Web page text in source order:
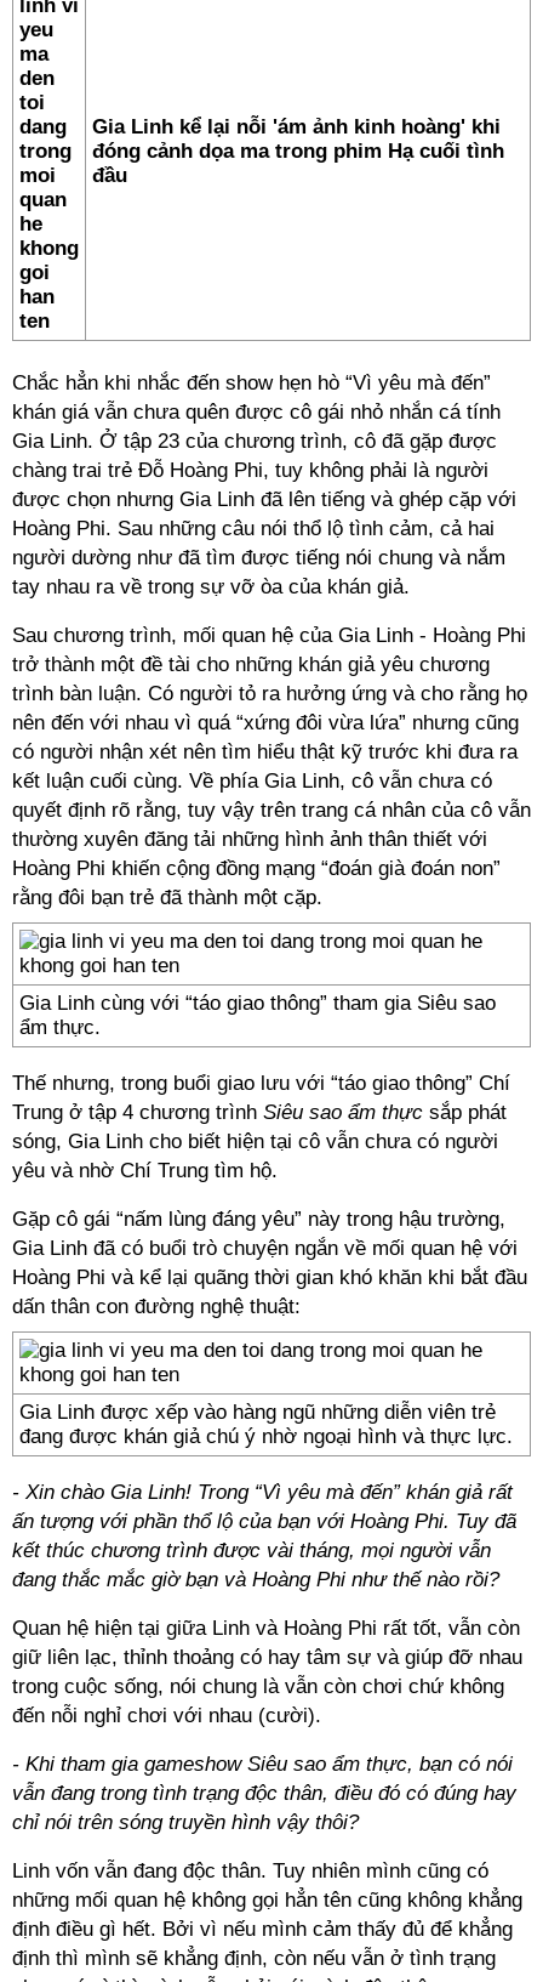
Gia Linh kể lại nỗi 'ám ảnh kinh hoàng' khi
đóng cảnh dọa ma trong phim Hạ cuối tình
đầu
Chắc hẳn khi nhắc đến show hẹn hò “Vì yêu mà đến”
khán giá vẫn chưa quên được cô gái nhỏ nhắn cá tính
Gia Linh. Ở tập 23 của chương trình, cô đã gặp được
chàng trai trẻ Đỗ Hoàng Phi, tuy không phải là người
được chọn nhưng Gia Linh đã lên tiếng và ghép cặp với
Hoàng Phi. Sau những câu nói thổ lộ tình cảm, cả hai
người dường như đã tìm được tiếng nói chung và nắm
tay nhau ra về trong sự vỡ òa của khán giả.
Sau chương trình, mối quan hệ của Gia Linh - Hoàng Phi
trở thành một đề tài cho những khán giả yêu chương
trình bàn luận. Có người tỏ ra hưởng ứng và cho rằng họ
nên đến với nhau vì quá “xứng đôi vừa lứa” nhưng cũng
có người nhận xét nên tìm hiểu thật kỹ trước khi đưa ra
kết luận cuối cùng. Về phía Gia Linh, cô vẫn chưa có
quyết định rõ rằng, tuy vậy trên trang cá nhân của cô vẫn
thường xuyên đăng tải những hình ảnh thân thiết với
Hoàng Phi khiến cộng đồng mạng “đoán già đoán non”
rằng đôi bạn trẻ đã thành một cặp.
Gia Linh cùng với “táo giao thông” tham gia Siêu sao
ẩm thực.
Thế nhưng, trong buổi giao lưu với “táo giao thông” Chí
Trung ở tập 4 chương trình Siêu sao ẩm thực sắp phát
sóng, Gia Linh cho biết hiện tại cô vẫn chưa có người
yêu và nhờ Chí Trung tìm hộ.
Gặp cô gái “nấm lùng đáng yêu” này trong hậu trường,
Gia Linh đã có buổi trò chuyện ngắn về mối quan hệ với
Hoàng Phi và kể lại quãng thời gian khó khăn khi bắt đầu
dấn thân con đường nghệ thuật:
Gia Linh được xếp vào hàng ngũ những diễn viên trẻ
đang được khán giả chú ý nhờ ngoại hình và thực lực.
- Xin chào Gia Linh! Trong “Vì yêu mà đến” khán giả rất
ấn tượng với phần thổ lộ của bạn với Hoàng Phi. Tuy đã
kết thúc chương trình được vài tháng, mọi người vẫn
đang thắc mắc giờ bạn và Hoàng Phi như thế nào rồi?
Quan hệ hiện tại giữa Linh và Hoàng Phi rất tốt, vẫn còn
giữ liên lạc, thỉnh thoảng có hay tâm sự và giúp đỡ nhau
trong cuộc sống, nói chung là vẫn còn chơi chứ không
đến nỗi nghỉ chơi với nhau (cười).
- Khi tham gia gameshow Siêu sao ẩm thực, bạn có nói
vẫn đang trong tình trạng độc thân, điều đó có đúng hay
chỉ nói trên sóng truyền hình vậy thôi?
Linh vốn vẫn đang độc thân. Tuy nhiên mình cũng có
những mối quan hệ không gọi hẳn tên cũng không khẳng
định điều gì hết. Bởi vì nếu mình cảm thấy đủ để khẳng
định thì mình sẽ khẳng định, còn nếu vẫn ở tình trạng